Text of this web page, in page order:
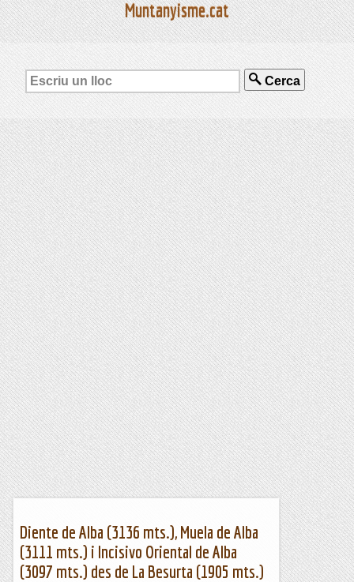
Muntanyisme.cat
Cerca
Diente de Alba (3136 mts.), Muela de Alba
(3111 mts.) i Incisivo Oriental de Alba
(3097 mts.) des de La Besurta (1905 mts.)